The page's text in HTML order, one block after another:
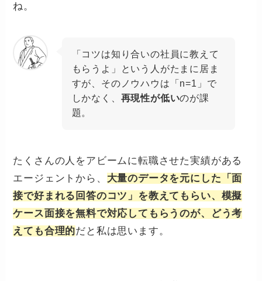
ね。
「コツは知り合いの社員に教えて
もらうよ」という人がたまに居ま
すが、そのノウハウは「n=1」で
しかなく、 再現性が低いのが課
題。
たくさんの人をアビームに転職させた実績がある
エージェントから、 大量のデータを元にした「面
接で好まれる回答のコツ」を教えてもらい、模擬
ケース面接を無料で対応してもらうのが、どう考
えても合理的だと私は思います。